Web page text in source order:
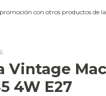
con otros productos de
Vintage
4W E27